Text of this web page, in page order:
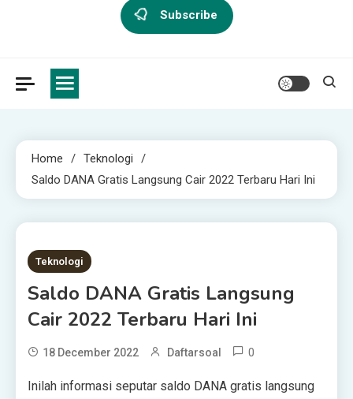
Subscribe
Home
Teknologi
Saldo DANA Gratis Langsung Cair 2022 Terbaru Hari Ini
5 MINS READ
Teknologi
Saldo DANA Gratis Langsung
Cair 2022 Terbaru Hari Ini
18 December 2022 Daftarsoal 0
Inilah informasi seputar saldo DANA gratis langsung